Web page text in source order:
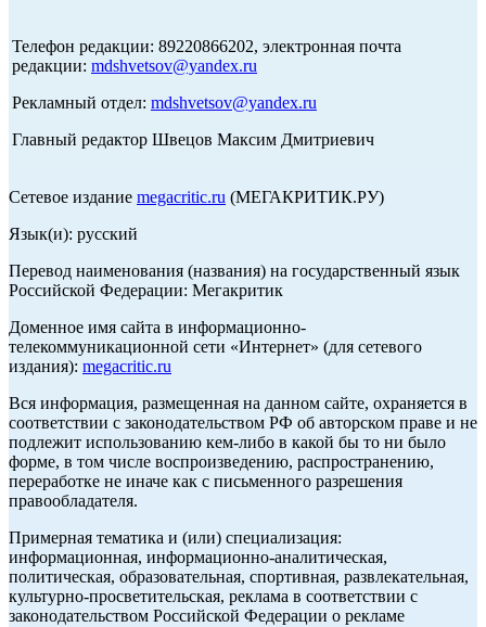
Телефон редакции: 89220866202, электронная почта
редакции: mdshvetsov@yandex.ru
Рекламный отдел: mdshvetsov@yandex.ru
Главный редактор Швецов Максим Дмитриевич
Сетевое издание megacritic.ru (МЕГАКРИТИК.РУ)
Язык(и): русский
Перевод наименования (названия) на государственный язык
Российской Федерации: Мегакритик
Доменное имя сайта в информационно-
телекоммуникационной сети «Интернет» (для сетевого
издания): megacritic.ru
Вся информация, размещенная на данном сайте, охраняется в
соответствии с законодательством РФ об авторском праве и не
подлежит использованию кем-либо в какой бы то ни было
форме, в том числе воспроизведению, распространению,
переработке не иначе как с письменного разрешения
правообладателя.
Примерная тематика и (или) специализация:
информационная, информационно-аналитическая,
политическая, образовательная, спортивная, развлекательная,
культурно-просветительская, реклама в соответствии с
законодательством Российской Федерации о рекламе